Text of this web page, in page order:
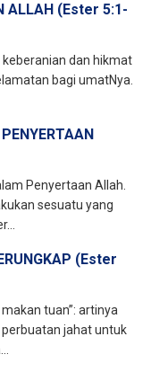
ALLAH (Ester 5:1-
dan hikmat
bagi umatNya.
Penyertaan Allah.
sesuatu yang
(Ester
tuan”: artinya
jahat untuk